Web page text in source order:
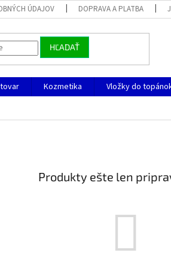
ÚDAJOV DOPRAVA A PLATBA
HĽADAŤ
Kozmetika Vložky do
Produkty ešte len